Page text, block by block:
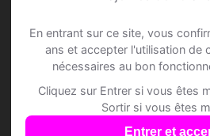
En entrant sur ce site, vous
ans et accepter l'utilisation de
nécessaires au bon
Cliquez sur Entrer si vous êtes
Sortir si vous êtes
Entrer et
Speed